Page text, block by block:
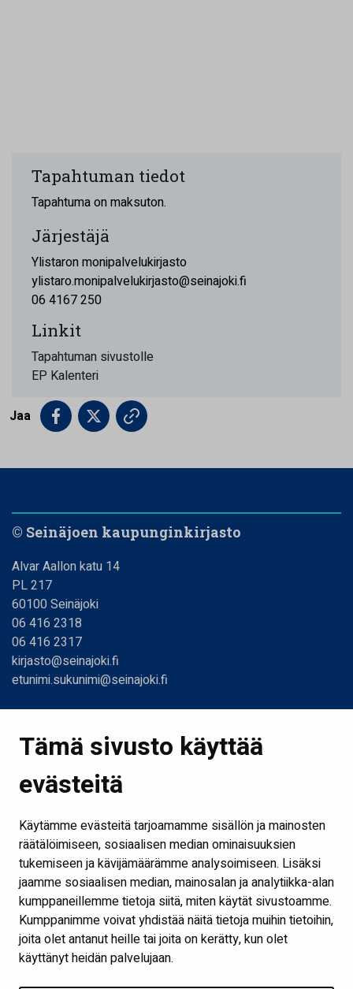
Tämä sivusto käyttää
evästeitä
Käytämme evästeitä tarjoamamme sisällön ja mainosten
räätälöimiseen, sosiaalisen median ominaisuuksien
tukemiseen ja kävijämäärämme analysoimiseen. Lisäksi
jaamme sosiaalisen median, mainosalan ja analytiikka-alan
kumppaneillemme tietoja siitä, miten käytät sivustoamme.
Kumppanimme voivat yhdistää näitä tietoja muihin tietoihin,
joita olet antanut heille tai joita on kerätty, kun olet
käyttänyt heidän palvelujaan.
Tapahtuman tiedot
Tapahtuma on maksuton.
Järjestäjä
Ylistaron monipalvelukirjasto
ylistaro.monipalvelukirjasto@seinajoki.fi
06 4167 250
Linkit
Tapahtuman sivustolle
EP Kalenteri
Jaa
© Seinäjoen kaupunginkirjasto
Alvar Aallon katu 14
PL 217
60100 Seinäjoki
06 416 2318
06 416 2317
kirjasto@seinajoki.fi
etunimi.sukunimi@seinajoki.fi
Kirjastot ja aukioloajat
Ota yhteyttä
Verkkokirjasto
Kaikki kirjaston some-kanavat
Näytä evästeasetukseni
Seuraa meitä